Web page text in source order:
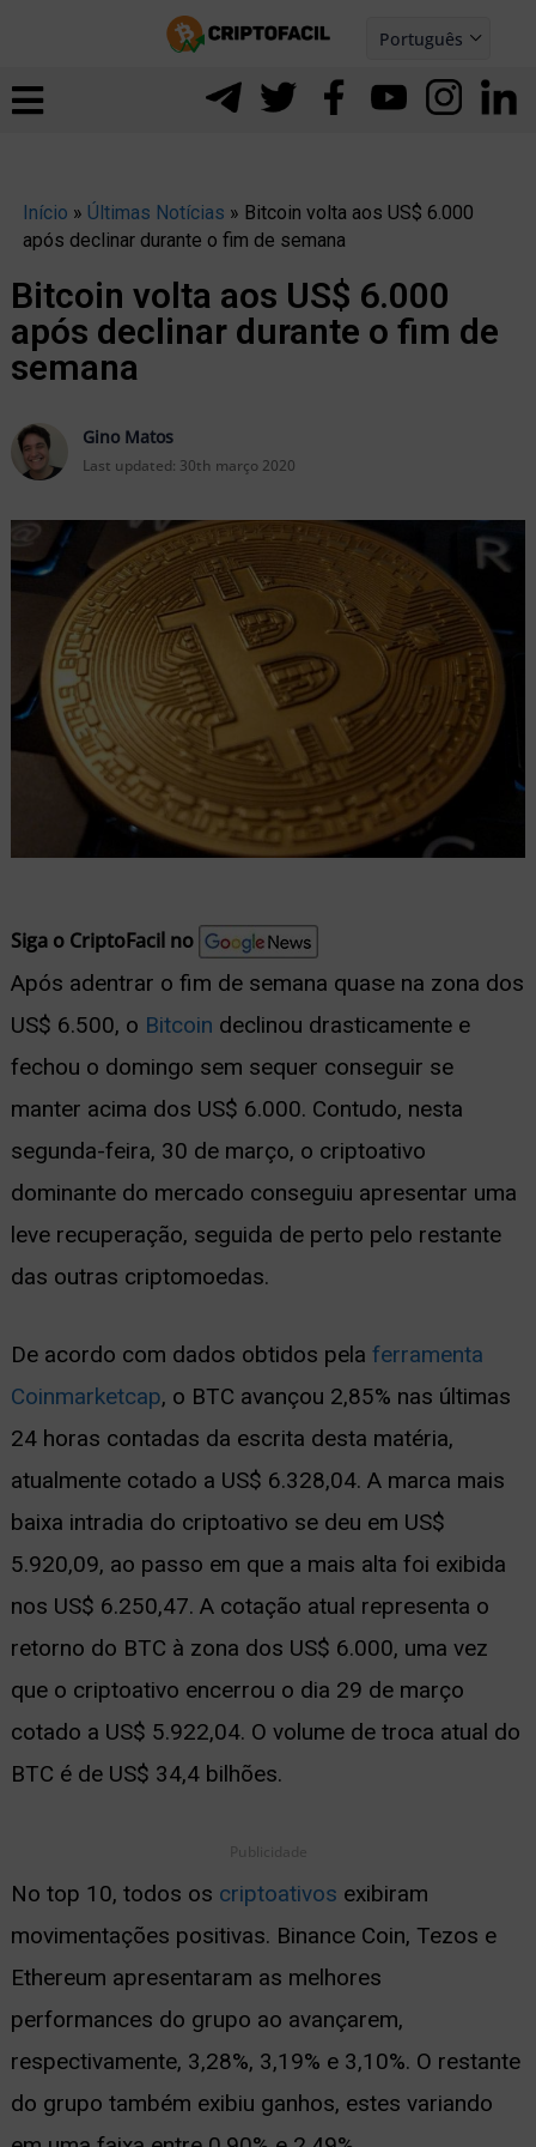
Português
Español
Início » Últimas Notícias » Bitcoin volta aos US$ 6.000
após declinar durante o fim de semana
Bitcoin volta aos US$ 6.000
após declinar durante o fim de
semana
Gino Matos
Last updated: 30th março 2020
Siga o CriptoFacil no
Após adentrar o fim de semana quase na zona dos
US$ 6.500, o Bitcoin declinou drasticamente e
fechou o domingo sem sequer conseguir se
manter acima dos US$ 6.000. Contudo, nesta
segunda-feira, 30 de março, o criptoativo
dominante do mercado conseguiu apresentar uma
leve recuperação, seguida de perto pelo restante
das outras criptomoedas.
De acordo com dados obtidos pela ferramenta
Coinmarketcap, o BTC avançou 2,85% nas últimas
24 horas contadas da escrita desta matéria,
atualmente cotado a US$ 6.328,04. A marca mais
baixa intradia do criptoativo se deu em US$
5.920,09, ao passo em que a mais alta foi exibida
nos US$ 6.250,47. A cotação atual representa o
retorno do BTC à zona dos US$ 6.000, uma vez
que o criptoativo encerrou o dia 29 de março
cotado a US$ 5.922,04. O volume de troca atual do
BTC é de US$ 34,4 bilhões.
Publicidade
No top 10, todos os criptoativos exibiram
movimentações positivas. Binance Coin, Tezos e
Ethereum apresentaram as melhores
performances do grupo ao avançarem,
respectivamente, 3,28%, 3,19% e 3,10%. O restante
do grupo também exibiu ganhos, estes variando